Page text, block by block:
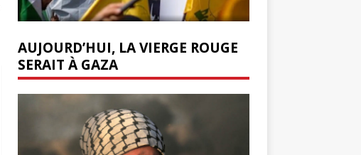
AUJOURD’HUI, LA VIERGE ROUGE
SERAIT À GAZA